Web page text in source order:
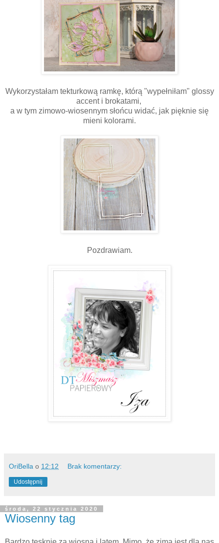
Wykorzystałam tekturkową ramkę, którą "wypełniłam" glossy
accent i brokatami,
a w tym zimowo-wiosennym słońcu widać, jak pięknie się
mieni kolorami.
Pozdrawiam.
OriBella o 12:12 Brak komentarzy:
Udostępnij
środa, 22 stycznia 2020
Wiosenny tag